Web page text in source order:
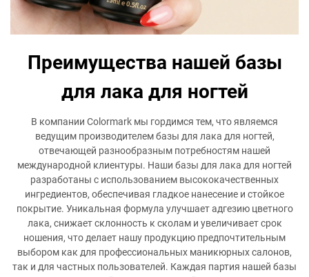
Преимущества нашей базы
для лака для ногтей
В компании Colormark мы гордимся тем, что являемся
ведущим производителем базы для лака для ногтей,
отвечающей разнообразным потребностям нашей
международной клиентуры. Наши базы для лака для ногтей
разработаны с использованием высококачественных
ингредиентов, обеспечивая гладкое нанесение и стойкое
покрытие. Уникальная формула улучшает адгезию цветного
лака, снижает склонность к сколам и увеличивает срок
ношения, что делает нашу продукцию предпочтительным
выбором как для профессиональных маникюрных салонов,
так и для частных пользователей. Каждая партия нашей базы